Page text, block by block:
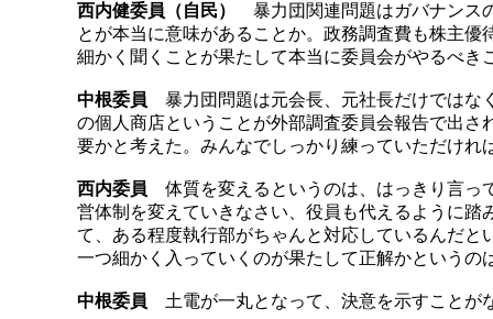
西内健委員（自民）
暴力団関連問題はガバナンス
とが本当に意味があることか。政務調査費も株主
細かく聞くことが果たして本当に委員会がやるべき
中根委員 暴力団問題は元会長、元社長だけではな
の個人商店ということが外部調査委員会報告で出
要かと考えた。みんなでしっかり練っていただけれ
西内委員 体質を変えるというのは、はっきり言っ
営体制を変えていきなさい、役員も代えるように
て、ある程度執行部がちゃんと対応しているんだ
一つ細かく入っていくのが果たして正解かというの
中根委員 土電が一丸となって、決意を示すことが